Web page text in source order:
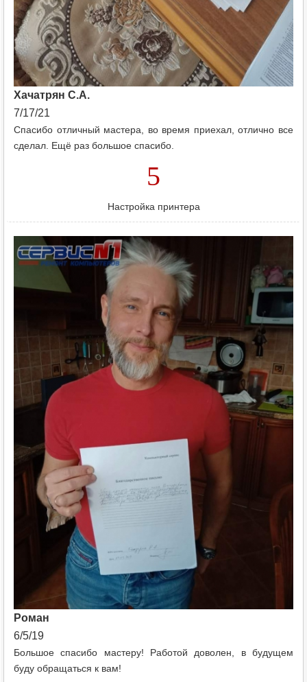
Хачатрян С.А.
7/17/21
Спасибо отличный мастера, во время приехал, отлично все
сделал. Ещё раз большое спасибо.
5
Настройка принтера
Роман
6/5/19
Большое спасибо мастеру! Работой доволен, в будущем
буду обращаться к вам!